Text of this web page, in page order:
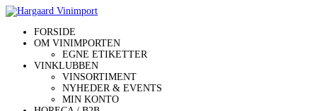
FORSIDE
OM VINIMPORTEN
EGNE ETIKETTER
VINKLUBBEN
VINSORTIMENT
NYHEDER & EVENTS
MIN KONTO